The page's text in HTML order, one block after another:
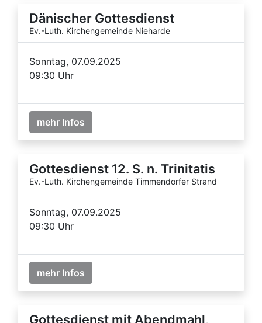
Dänischer Gottesdienst
Ev.-Luth. Kirchengemeinde Nieharde
Sonntag, 07.09.2025
09:30 Uhr
mehr Infos
Gottesdienst 12. S. n. Trinitatis
Ev.-Luth. Kirchengemeinde Timmendorfer Strand
Sonntag, 07.09.2025
09:30 Uhr
mehr Infos
Gottesdienst mit Abendmahl,